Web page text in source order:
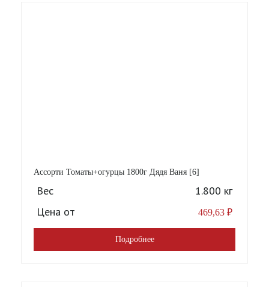
Ассорти Томаты+огурцы 1800г Дядя Ваня [6]
Вес
1.800 кг
Цена от
469,63 ₽
Подробнее